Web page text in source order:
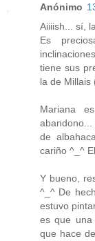
Anónimo
Aiiiish... sí,
Es
tiene sus
la de Millais
Mariana
de
cariño ^_^
Y bueno,
^_^ De
estuvo
es que una
que hace